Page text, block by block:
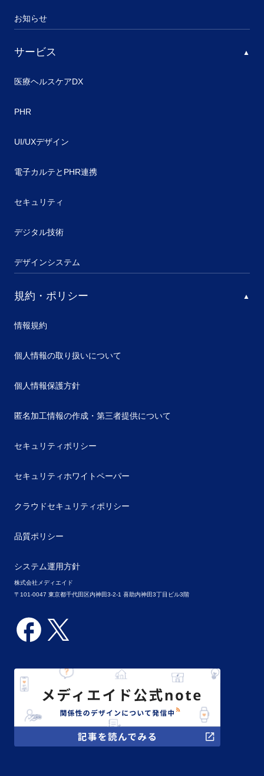
株式会社メディエイド
〒101-0047 東京都千代田区内神田3-2-1 喜助内神田3丁目ビル3階
お知らせ
サービス
医療ヘルスケアDX
PHR
UI/UXデザイン
電子カルテとPHR連携
セキュリティ
デジタル技術
デザインシステム
規約・ポリシー
情報規約
個人情報の取り扱いについて
個人情報保護方針
匿名加工情報の作成・第三者提供について
セキュリティポリシー
セキュリティホワイトペーパー
クラウドセキュリティポリシー
品質ポリシー
システム運用方針